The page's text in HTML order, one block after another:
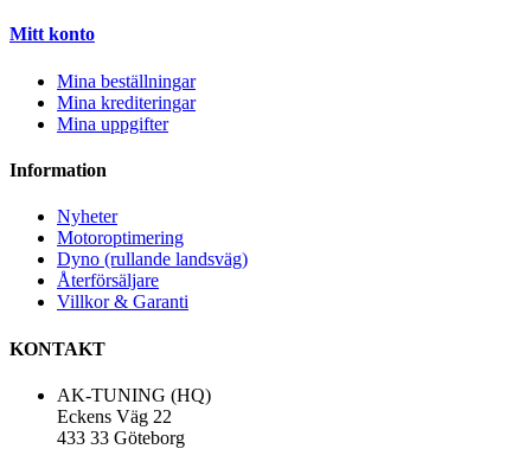
Mitt konto
Mina beställningar
Mina krediteringar
Mina uppgifter
Information
Nyheter
Motoroptimering
Dyno (rullande landsväg)
Återförsäljare
Villkor & Garanti
KONTAKT
AK-TUNING (HQ)
Eckens Väg 22
433 33 Göteborg